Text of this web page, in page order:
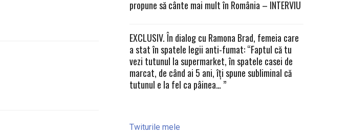
propune să cânte mai mult în România – INTERVIU
EXCLUSIV. În dialog cu Ramona Brad, femeia care
a stat în spatele legii anti-fumat: “Faptul că tu
vezi tutunul la supermarket, în spatele casei de
marcat, de când ai 5 ani, îți spune subliminal că
tutunul e la fel ca pâinea… ”
Twiturile mele